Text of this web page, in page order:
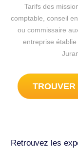
Tarifs des
comptable, conseil
ou commissaire
entreprise
Retrouvez les